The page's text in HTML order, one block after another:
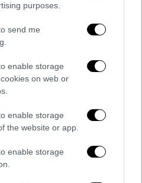
purposes.
send me
enable storage
on web or
enable storage
the website or app.
enable storage
οι δαπάνες αγοράς
θα πρέπει να
ή
άλλα ηλεκτρονικά
προπληρωμένες
e-banking κ.λπ. και
μπορεί να υπερβεί τα
δεν έχει